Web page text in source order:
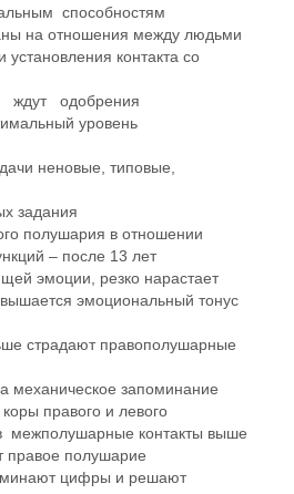
способностям
на отношения между людьми
контакта со
одобрения
уровень
неновые, типовые,
задания
полушария в отношении
– после 13 лет
эмоции, резко нарастает
эмоциональный тонус
страдают правополушарные
механическое запоминание
правого и левого
межполушарные контакты выше
правое полушарие
цифры и решают